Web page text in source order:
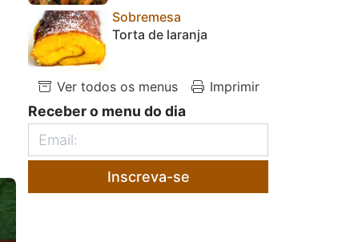
Sobremesa
Torta de laranja
Ver todos os menus Imprimir
Receber o menu do dia
Inscreva-se